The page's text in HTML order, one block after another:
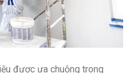
được ưa chuộng trong